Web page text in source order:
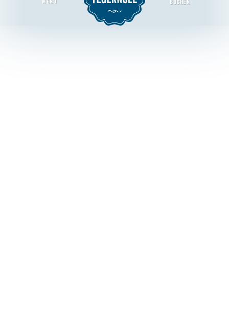
Salonorchester Dienstags
MENU BUCHEN